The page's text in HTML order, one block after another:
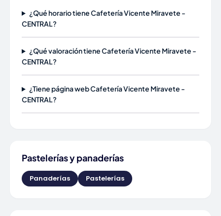
¿Qué horario tiene Cafetería Vicente Miravete -
CENTRAL?
¿Qué valoración tiene Cafetería Vicente Miravete -
CENTRAL?
¿Tiene página web Cafetería Vicente Miravete -
CENTRAL?
Pastelerías y panaderías
Panaderías Pastelerías